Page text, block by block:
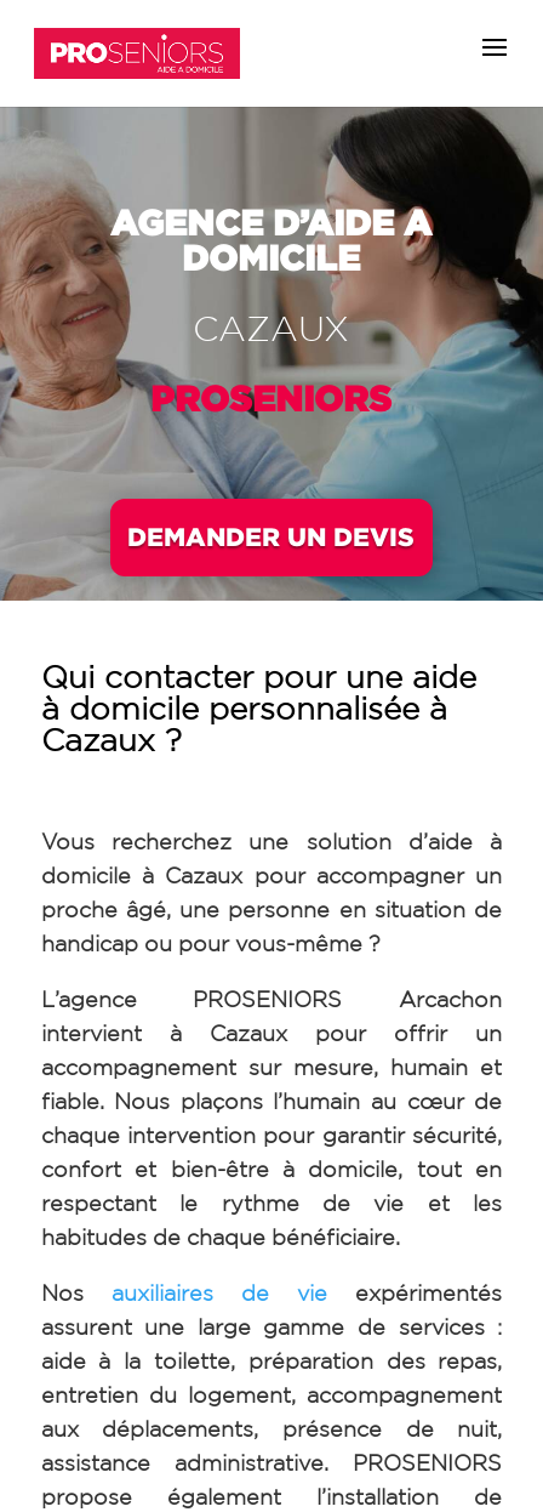
AGENCE D’AIDE A
DOMICILE
CAZAUX
PROSENIORS
DEMANDER UN DEVIS
Qui contacter pour une aide
à domicile personnalisée à
Cazaux ?
Vous recherchez une solution d’aide à
domicile à Cazaux pour accompagner un
proche âgé, une personne en situation de
handicap ou pour vous-même ?
L’agence PROSENIORS Arcachon
intervient à Cazaux pour offrir un
accompagnement sur mesure, humain et
fiable. Nous plaçons l’humain au cœur de
chaque intervention pour garantir sécurité,
confort et bien-être à domicile, tout en
respectant le rythme de vie et les
habitudes de chaque bénéficiaire.
Nos auxiliaires de vie expérimentés
assurent une large gamme de services :
aide à la toilette, préparation des repas,
entretien du logement, accompagnement
aux déplacements, présence de nuit,
assistance administrative. PROSENIORS
propose également l’installation de